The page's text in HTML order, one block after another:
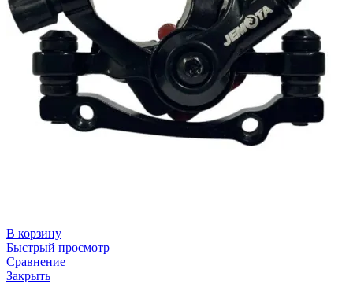
В корзину
Быстрый просмотр
Сравнение
Закрыть